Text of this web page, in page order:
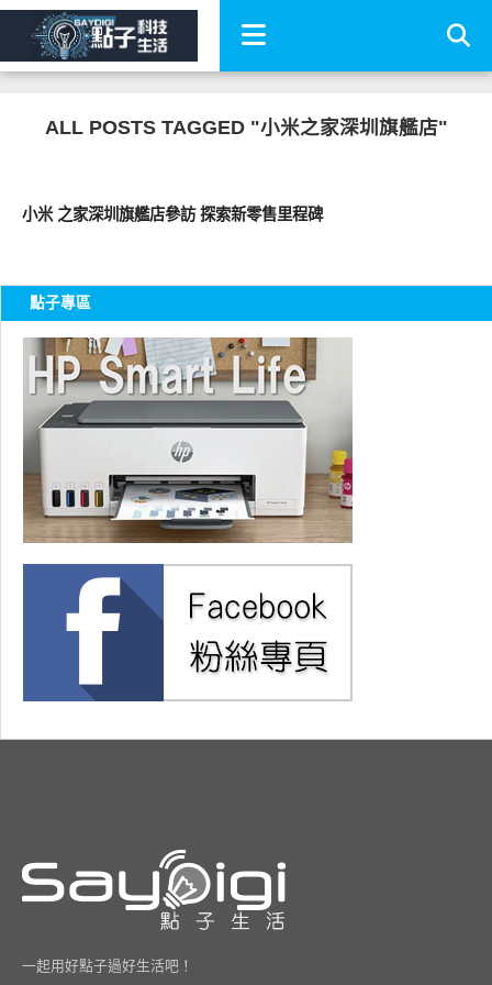
ALL POSTS TAGGED "小米之家深圳旗艦店"
小米 之家深圳旗艦店參訪 探索新零售里程碑
點子專區
一起用好點子過好生活吧！